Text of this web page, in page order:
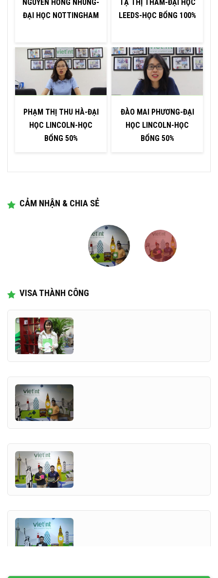
NGUYỄN HỒNG NHUNG-
ĐẠI HỌC NOTTINGHAM
PHẠM THỊ THU HÀ-ĐẠI
HỌC LINCOLN-HỌC
BỔNG 50%
TẠ THỊ THẮM-ĐẠI HỌC
LEEDS-HỌC BỔNG 100%
ĐÀO MAI PHƯƠNG-ĐẠI
HỌC LINCOLN-HỌC
BỔNG 50%
CẢM NHẬN & CHIA SẺ
VISA THÀNH CÔNG